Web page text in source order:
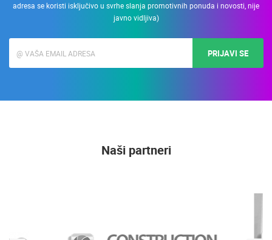
adresa se koristi isključivo u svrhe slanja promotivnih ponuda i novosti, nije
javno vidljiva)
PRIJAVI SE
Naši partneri